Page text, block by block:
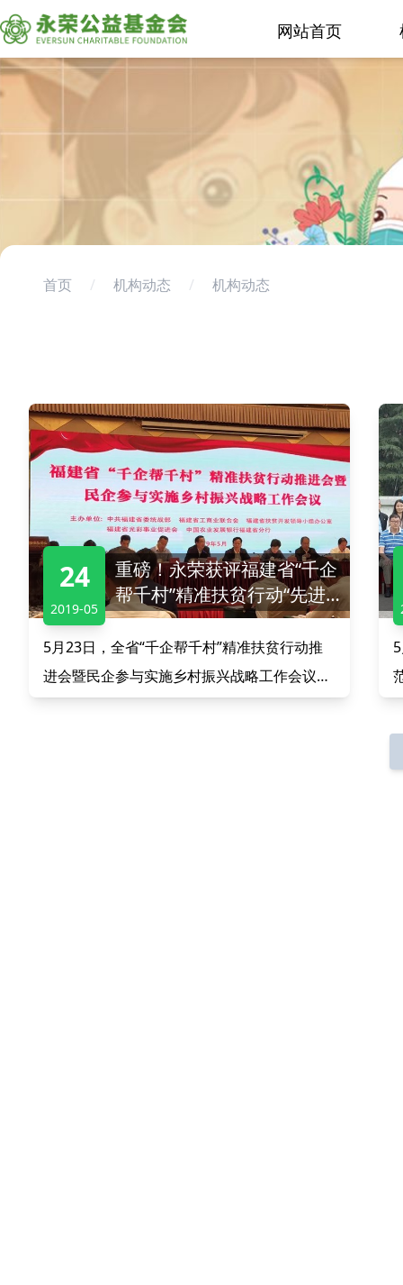
网站首页
首页 / 机构动态 / 机构动态
2019-05
24
重磅！永荣获评福建省“千企
帮千村”精准扶贫行动“先进
民营企业”
5月23日，全省“千企帮千村”精准扶贫行动推
进会暨民企参与实施乡村振兴战略工作会议在
福州市永泰县召开。会上，永荣控股集团凭其